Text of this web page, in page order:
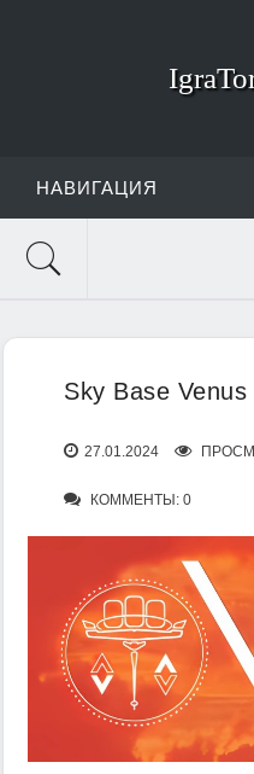
НАВИГАЦИЯ
Sky Base
27.01.2024
КОММЕНТЫ: 0